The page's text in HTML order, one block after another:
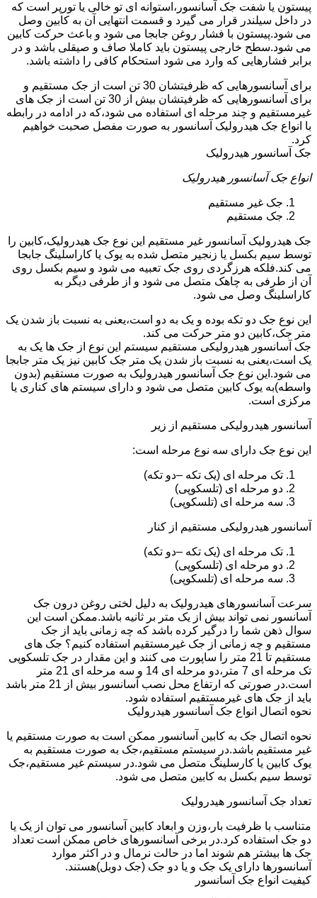
پیستون یا شفت جک آسانسور،استوانه ای تو خالی یا تورپر است که
در داخل سیلندر قرار می گیرد و قسمت انتهایی آن به کابین وصل
می شود.پیستون با فشار روغن جابجا می شود و باعث حرکت کابین
می شود.سطح خارجی پیستون باید کاملا صاف و صیقلی باشد و در
برابر فشارهایی که وارد می شود استحکام کافی را داشته باشد.
برای آسانسورهایی که ظرفیتشان 30 تن است از جک مستقیم و
برای آسانسورهایی که ظرفیتشان بیش از 30 تن است از جک های
غیرمستقیم و چند مرحله ای استفاده می شود،که در ادامه در رابطه
با انواع جک هیدرولیک آسانسور به صورت مفصل صحبت خواهیم
کرد.
جک آسانسور هیدرولیک
انواع جک آسانسور هیدرولیک
جک غیر مستقیم
جک مستقیم
جک هیدرولیک آسانسور غیر مستقیم این نوع جک هیدرولیک،کابین را
توسط سیم بکسل یا زنجیر متصل شده به یوک یا کاراسلینگ جابجا
می کند.فلکه هرزگردی روی جک تعبیه می شود و سیم بکسل روی
آن از طرفی به چاهک متصل می شود و از طرفی دیگر به
کاراسلینگ وصل می شود.
این نوع جک دو تکه بوده و یک به دو است،یعنی به نسبت باز شدن یک
متر جک،کابین دو متر حرکت می کند.
جک آسانسور هیدرولیکی مستقیم سیستم این نوع از جک ها یک به
یک است،یعنی به نسبت باز شدن یک متر جک کابین نیز یک متر جابجا
می شود.این نوع جک آسانسور هیدرولیک به صورت مستقیم (بدون
واسطه)به یوک کابین متصل می شود و دارای سیستم های کناری یا
مرکزی است.
آسانسور هیدرولیکی مستقیم از زیر
این نوع جک دارای سه نوع مرحله است:
تک مرحله ای (یک تکه –دو تکه)
دو مرحله ای (تلسکوپی)
سه مرحله ای (تلسکوپی)
آسانسور هیدرولیکی مستقیم از کنار
تک مرحله ای (یک تکه –دو تکه)
دو مرحله ای (تلسکوپی)
سه مرحله ای (تلسکوپی)
سرعت آسانسورهای هیدرولیک به دلیل لختی روغن درون جک
آسانسور نمی تواند بیش از یک متر بر ثانیه باشد.ممکن است این
سوال ذهن شما را درگیر کرده باشد که چه زمانی باید از جک
مستقیم و چه زمانی از جک غیرمستقیم استفاده کنیم؟ جک های
مستقیم تا 21 متر را ساپورت می کنند و این مقدار در جک تلسکوپی
تک مرحله ای 7 متر،دو مرحله ای 14 و سه مرحله ای 21 متر
است.در صورتی که ارتفاع محل نصب آسانسور بیش از 21 متر باشد
باید از جک های غیرمستقیم استفاده شود.
نحوه اتصال انواع جک آسانسور هیدرولیک
نحوه اتصال جک به کابین آسانسور ممکن است به صورت مستقیم یا
غیر مستقیم باشد.در سیستم مستقیم،جک به صورت مستقیم به
یوک کابین یا کارسلینگ متصل می شود.در سیستم غیر مستقیم،جک
توسط سیم بکسل به کابین متصل می شود.
تعداد جک آسانسور هیدرولیک
متناسب با ظرفیت بار،وزن و ابعاد کابین آسانسور می توان از یک یا
دو جک استفاده کرد.در برخی آسانسورهای خاص ممکن است تعداد
جک ها بیشتر هم شوند اما در حالت نرمال و در اکثر موارد
آسانسورها دارای یک جک و یا دو جک (جک دوبل)هستند.
کیفیت انواع جک آسانسور